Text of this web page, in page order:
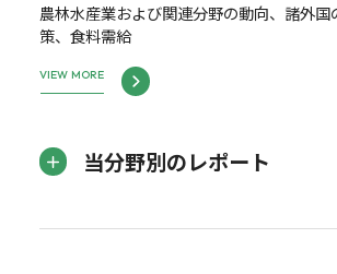
農林水産業および関連分野の動向、諸外国
策、食料需給
VIEW MORE
当分野別のレポート